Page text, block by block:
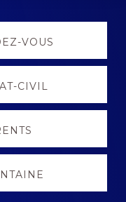
VOUS
CIVIL